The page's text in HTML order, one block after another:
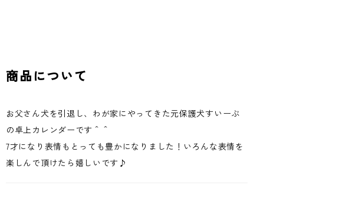
商品について
お父さん犬を引退し、わが家にやってきた元保護犬すいーぶ
の卓上カレンダーです＾＾
7才になり表情もとっても豊かになりました！いろんな表情を
楽しんで頂けたら嬉しいです♪